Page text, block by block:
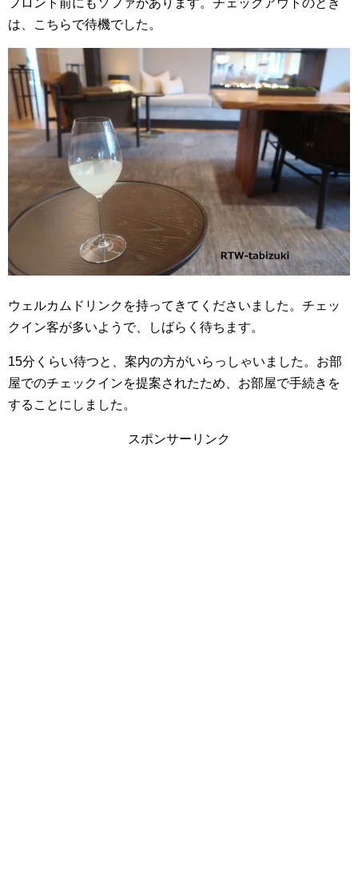
フロント前にもソファがあります。チェックアウトのとき
は、こちらで待機でした。
ウェルカムドリンクを持ってきてくださいました。チェッ
クイン客が多いようで、しばらく待ちます。
15分くらい待つと、案内の方がいらっしゃいました。お部
屋でのチェックインを提案されたため、お部屋で手続きを
することにしました。
スポンサーリンク